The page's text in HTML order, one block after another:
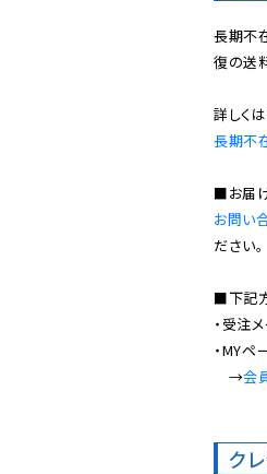
長期不
復の送
長期不
お問い
ださい。
■下記
・受注
・MY
→会
ク